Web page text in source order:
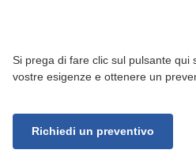
Si prega di fare clic sul pulsante qui
vostre esigenze e ottenere un
Richiedi un preventivo